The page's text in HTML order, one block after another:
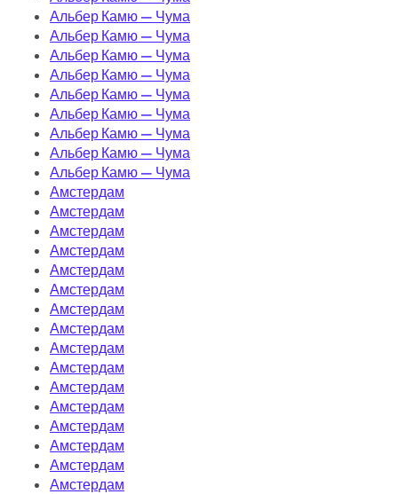
Альбер Камю — Чума
Альбер Камю — Чума
Альбер Камю — Чума
Альбер Камю — Чума
Альбер Камю — Чума
Альбер Камю — Чума
Альбер Камю — Чума
Альбер Камю — Чума
Альбер Камю — Чума
Амстердам
Амстердам
Амстердам
Амстердам
Амстердам
Амстердам
Амстердам
Амстердам
Амстердам
Амстердам
Амстердам
Амстердам
Амстердам
Амстердам
Амстердам
Амстердам